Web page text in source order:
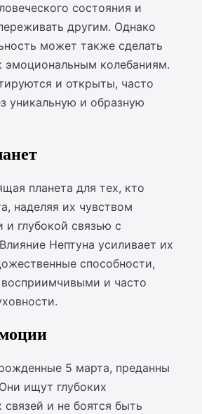
состояния и
другим. Однако
может также сделать
эмоциональным колебаниям.
и открыты, часто
уникальную и образную
планета для тех, кто
наделяя их чувством
и глубокой связью с
Нептуна усиливает их
способности,
и часто
5 марта, преданны
ищут глубоких
и не боятся быть